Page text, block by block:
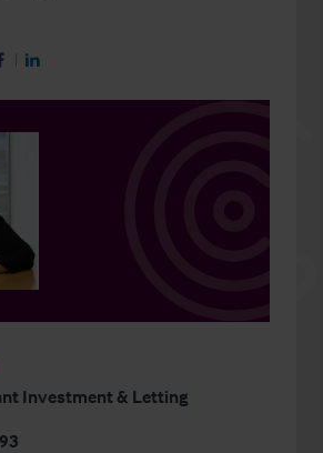
on Facebook
Share on LinkedIn
Investment & Letting